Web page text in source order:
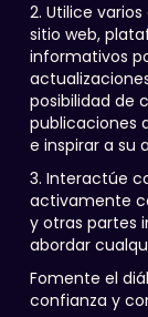
2. Utilice
sitio web,
informativos
posibilidad de
publicaciones
e inspirar a su
3. Interactúe
activamente
y otras partes
abordar
Fomente el
confianza y